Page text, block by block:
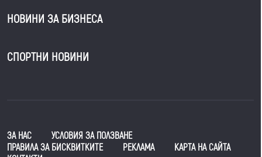
НОВИНИ ЗА БИЗНЕСА
СПОРТНИ НОВИНИ
ЗА НАС
УСЛОВИЯ ЗА ПОЛЗВАНЕ
ПРАВИЛА ЗА БИСКВИТКИТЕ
РЕКЛАМА
КАРТА НА САЙТА